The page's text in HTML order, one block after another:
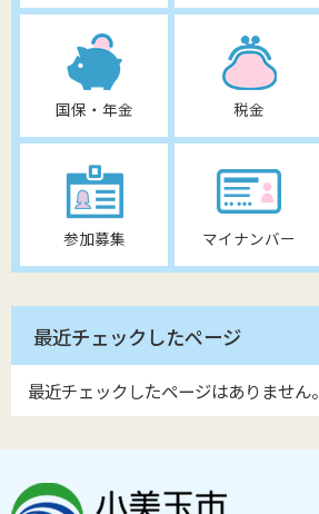
国保・年金 税金
参加募集 マイナンバー
最近チェックしたページ
最近チェックしたページはありません。